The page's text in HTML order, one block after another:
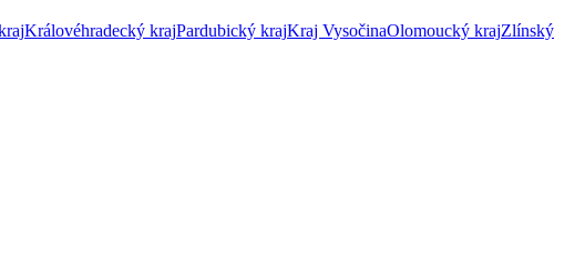
Královéhradecký krajPardubický krajKraj VysočinaOlomoucký krajZlínský